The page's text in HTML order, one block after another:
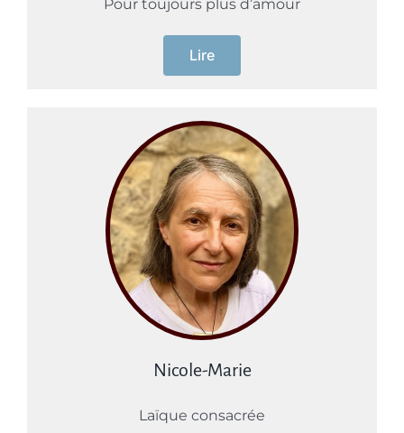
Pour toujours plus d’amour
Lire
Nicole-Marie
Laïque consacrée